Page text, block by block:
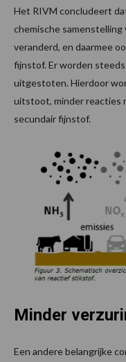
Het RIVM concludeert
chemische samenstelling
veranderd, en daarmee
fijnstof. Er worden
uitgestoten. Hierdoor
uitstoot, minder reacties
secundair fijnstof.
Minder
Een andere belangrijke